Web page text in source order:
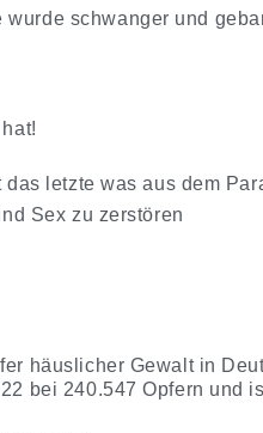
schwanger und
letzte was aus dem
Sex zu zerstören
häuslicher Gewalt in
bei 240.547 Opfern und